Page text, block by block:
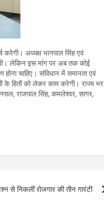
करेगी। अध्यक्ष भानपाल सिंह एवं
लेकिन इस मांग पर अब तक कोई
चाहिए। संविधान में समानता एवं
के हितों को लेकर काम करेगी। राज्य भर
राजपाल सिंह, कमलेश्वर, सागर,
से निकलीं रोजगार की तीन गारंटी